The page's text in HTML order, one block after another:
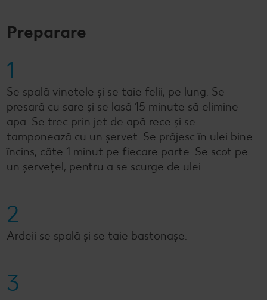
Preparare
1
Se spală vinetele și se taie felii, pe lung. Se
presară cu sare și se lasă 15 minute să elimine
apa. Se trec prin jet de apă rece și se
tamponează cu un șervet. Se prăjesc în ulei bine
încins, câte 1 minut pe fiecare parte. Se scot pe
un șervețel, pentru a se scurge de ulei.
2
Ardeii se spală și se taie bastonașe.
3